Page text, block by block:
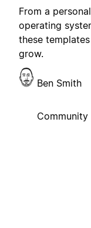
From a
operating
these
grow.
Ben Smith
Community